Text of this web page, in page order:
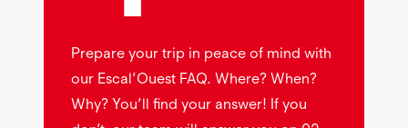
Prepare your trip in peace of mind with
our Escal’Ouest FAQ. Where? When?
Why? You’ll find your answer! If you